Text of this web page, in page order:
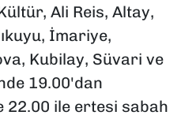
Ali Reis, Altay,
İmariye,
Kubilay, Süvari ve
19.00'dan
22.00 ile ertesi sabah